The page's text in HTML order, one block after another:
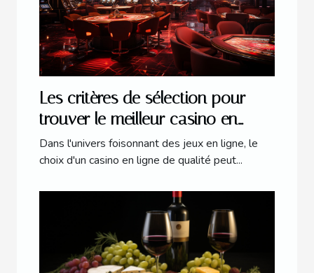
Les critères de sélection pour
trouver le meilleur casino en
ligne en 2023
Dans l'univers foisonnant des jeux en ligne, le
choix d'un casino en ligne de qualité peut...